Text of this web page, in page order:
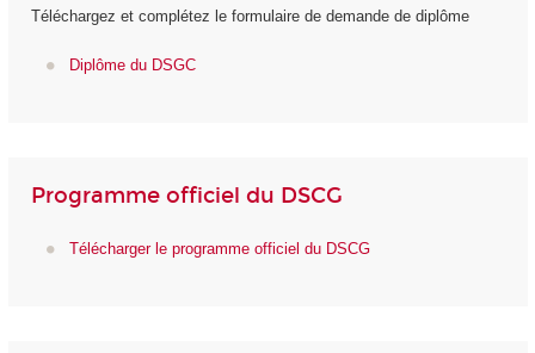
Téléchargez et complétez le formulaire de demande de diplôme
Diplôme du DSGC
Programme officiel du DSCG
Télécharger le programme officiel du DSCG